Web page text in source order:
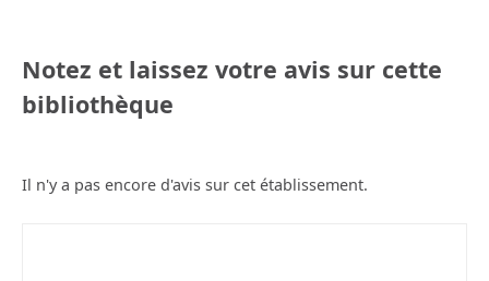
Notez et laissez votre avis sur cette
bibliothèque
Il n'y a pas encore d'avis sur cet établissement.